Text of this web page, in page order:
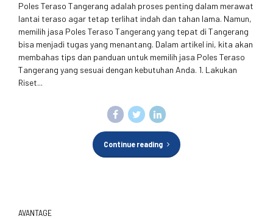
Poles Teraso Tangerang adalah proses penting dalam merawat
lantai teraso agar tetap terlihat indah dan tahan lama. Namun,
memilih jasa Poles Teraso Tangerang yang tepat di Tangerang
bisa menjadi tugas yang menantang. Dalam artikel ini, kita akan
membahas tips dan panduan untuk memilih jasa Poles Teraso
Tangerang yang sesuai dengan kebutuhan Anda. 1. Lakukan
Riset...
Continue reading
AVANTAGE